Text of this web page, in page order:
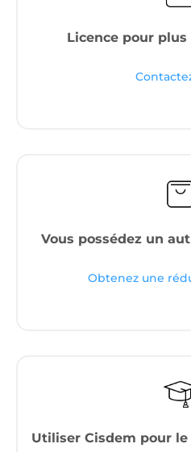
Licence pour
Vous possédez un
Obtenez une
Utiliser Cisdem pour